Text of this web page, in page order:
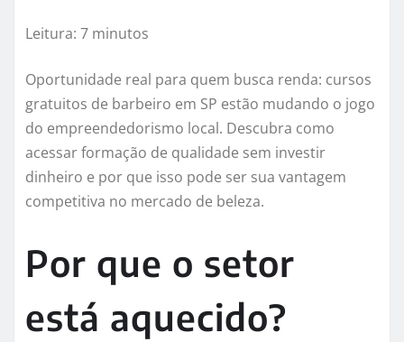
Leitura: 7 minutos
Oportunidade real para quem busca renda: cursos
gratuitos de barbeiro em SP estão mudando o jogo
do empreendedorismo local. Descubra como
acessar formação de qualidade sem investir
dinheiro e por que isso pode ser sua vantagem
competitiva no mercado de beleza.
Por que o setor
está aquecido?